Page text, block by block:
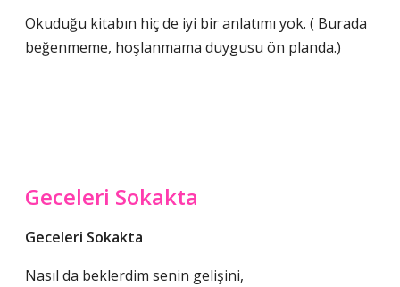
Okuduğu kitabın hiç de iyi bir anlatımı yok. ( Burada
beğenmeme, hoşlanmama duygusu ön planda.)
Geceleri Sokakta
Geceleri Sokakta
Nasıl da beklerdim senin gelişini,